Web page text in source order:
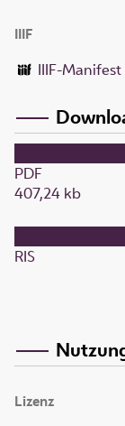
IIIF
IIIF-Manifest
PDF
407,24 kb
RIS
Lizenz